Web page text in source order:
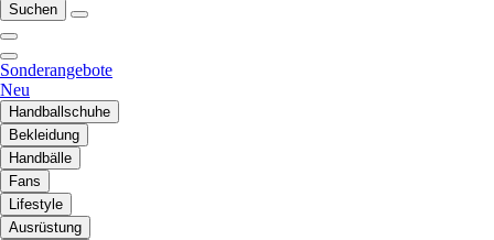
Suchen
Sonderangebote
Neu
Handballschuhe
Bekleidung
Handbälle
Fans
Lifestyle
Ausrüstung